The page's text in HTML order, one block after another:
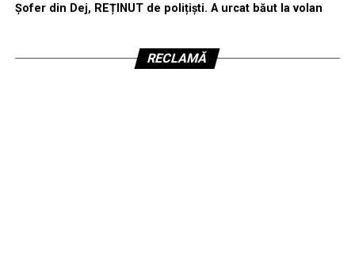
Șofer din Dej, REȚINUT de polițiști. A urcat băut la volan
RECLAMĂ